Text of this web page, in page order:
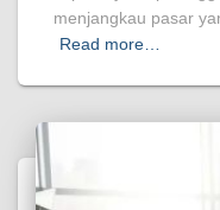
menjangkau pasar
Read more…